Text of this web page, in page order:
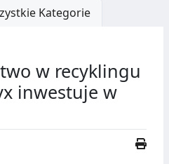
Kategorie
w recyklingu
inwestuje w